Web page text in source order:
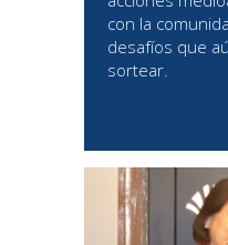
con la
desafíos que
sortear.